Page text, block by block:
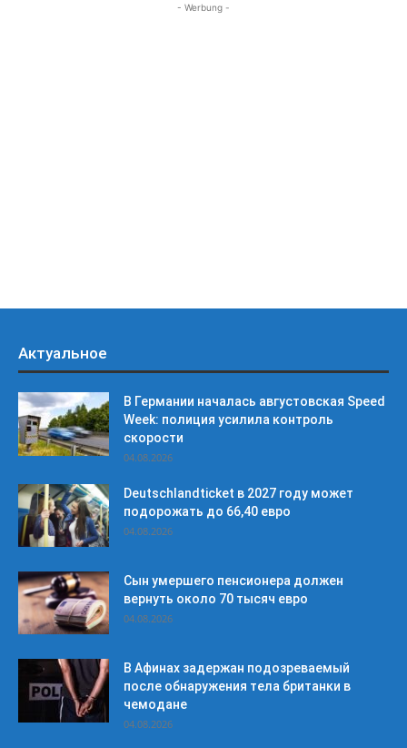
- Werbung -
Актуальное
В Германии началась августовская Speed
Week: полиция усилила контроль
скорости
04.08.2026
Deutschlandticket в 2027 году может
подорожать до 66,40 евро
04.08.2026
Сын умершего пенсионера должен
вернуть около 70 тысяч евро
04.08.2026
В Афинах задержан подозреваемый
после обнаружения тела британки в
чемодане
04.08.2026